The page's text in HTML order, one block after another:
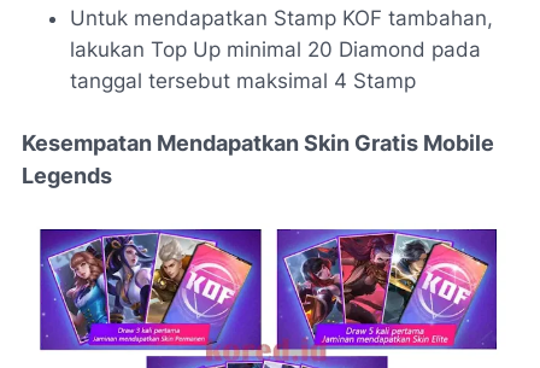
Untuk mendapatkan Stamp KOF tambahan,
lakukan Top Up minimal 20 Diamond pada
tanggal tersebut maksimal 4 Stamp
Kesempatan Mendapatkan Skin Gratis Mobile
Legends